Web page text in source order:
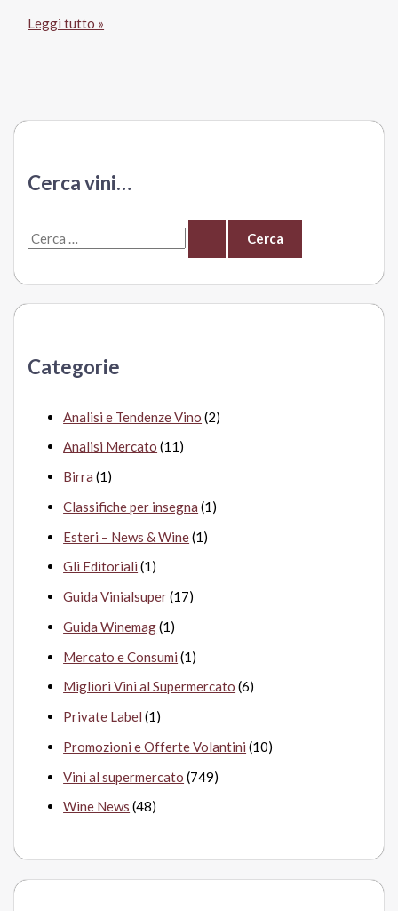
Templum
Gallura
Sca
Pausania
Leggi tutto »
Cerca vini…
C
r
:Categorie
Analisi e Tendenze Vino (2)
Analisi Mercato (11)
Birra (1)
Classifiche per insegna (1)
Esteri – News & Wine(1)
Gli Editoriali (1)
Guida Vinialsuper(17)
Guida Winemag(1)
Mercato e Consumi (1)
Migliori Vini al Supermercato (6)
Private Label (1)
Promozioni e Offerte Volantini (10)
Vini al supermercato (749)
Wine News (48)